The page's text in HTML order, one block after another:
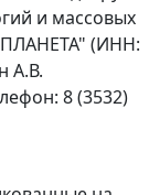
и массовых
(ИНН:
А.В.
8 (3532)